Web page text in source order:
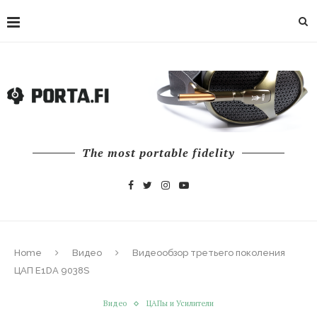
The most portable fidelity
Home Видео
Видеообзор третьего поколения
ЦАП E1DA 9038S
Видео ЦАПы и Усилители